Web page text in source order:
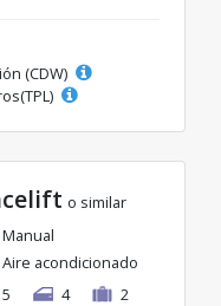
(CDW)
o similar
Manual
Aire acondicionado
5
4 2